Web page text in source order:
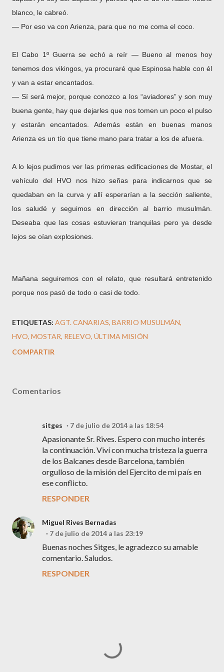
blanco, le cabreó.
― Por eso va con Arienza, para que no me coma el coco.
El Cabo 1º Guerra se echó a reír ― Bueno al menos hoy
tenemos dos vikingos, ya procuraré que Espinosa hable con él
y van a estar encantados.
― Sí será mejor, porque conozco a los “aviadores” y son muy
buena gente, hay que dejarles que nos tomen un poco el pulso
y estarán encantados. Además están en buenas manos
Arienza es un tío que tiene mano para tratar a los de afuera.
A lo lejos pudimos ver las primeras edificaciones de Mostar, el
vehículo del HVO nos hizo señas para indicarnos que se
quedaban en la curva y allí esperarían a la sección saliente,
los saludé y seguimos en dirección al barrio musulmán.
Deseaba que las cosas estuvieran tranquilas pero ya desde
lejos se oían explosiones.
Mañana seguiremos con el relato, que resultará entretenido
porque nos pasó de todo o casi de todo.
ETIQUETAS: AGT. CANARIAS BARRIO MUSULMÁN
HVO MOSTAR RELEVO ÚLTIMA MISIÓN
COMPARTIR
Comentarios
sitges 7 de julio de 2014 a las 18:54
Apasionante Sr. Rives. Espero con mucho interés
la continuación. Viví con mucha tristeza la guerra
de los Balcanes desde Barcelona, también
orgulloso de la misión del Ejercito de mi país en
ese conflicto.
RESPONDER
Miguel Rives Bernadas
7 de julio de 2014 a las 23:19
Buenas noches Sitges, le agradezco su amable
comentario. Saludos.
RESPONDER